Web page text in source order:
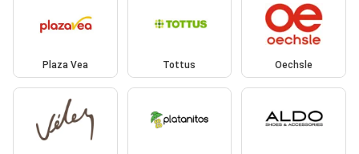
Plaza Vea Tottus Oechsle